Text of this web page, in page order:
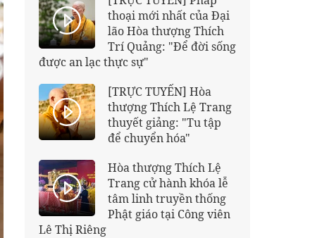
thoại mới nhất của Đại
lão Hòa thượng Thích
Trí Quảng: "Để đời sống
được an lạc thực sự"
[TRỰC TUYẾN] Hòa
thượng Thích Lệ Trang
thuyết giảng: "Tu tập
để chuyển hóa"
Hòa thượng Thích Lệ
Trang cử hành khóa lễ
tâm linh truyền thống
Phật giáo tại Công viên
Lê Thị Riêng